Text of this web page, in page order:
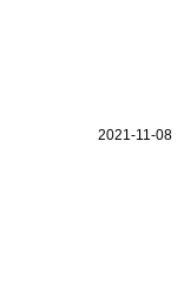
2021-11-08